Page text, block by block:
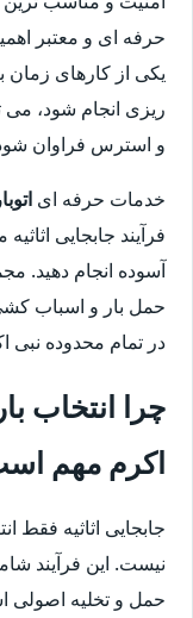
حرفه ای و معتبر
یکی از کارهای
ریزی انجام شود،
و استرس فراوان
خدمات حرفه ای
فرآیند جابجایی
آسوده انجام دهید.
حمل بار و اسباب
در تمام محدوده
چرا انتخاب
اکرم مهم
جابجایی اثاثیه فقط
نیست. این فرآیند
حمل و تخلیه اصولی